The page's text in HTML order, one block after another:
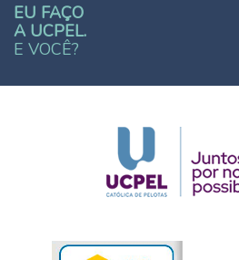
EU FAÇO
A UCPEL.
E VOCÊ?